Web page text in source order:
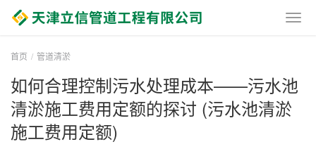
首页 管道清淤
如何合理控制污水处理成本——污水池
清淤施工费用定额的探讨 (污水池清淤
施工费用定额)